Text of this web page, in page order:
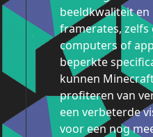
beeldkwaliteit
framerates, zelfs
computers of
beperkte
kunnen
profiteren van
een verbeterde
voor een nog